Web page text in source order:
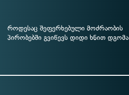
როდესაც შეფერხებული მოძრაობის
პირობებში გვიწევს დიდი ხნით დგომა